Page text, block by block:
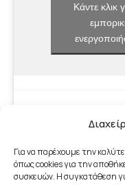
Για να παρέχουμε την
όπως cookies για την
συσκευών. Η συγκατάθεση
Κάντε κλικ